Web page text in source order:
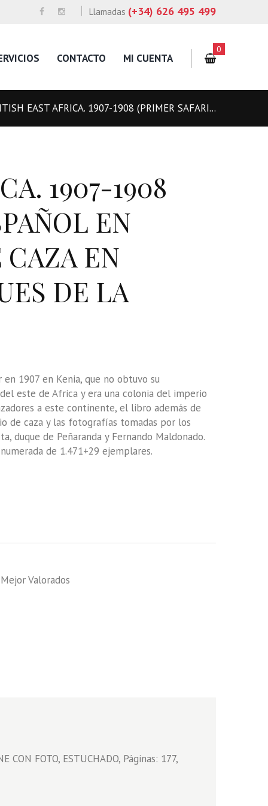
Llamadas (+34) 626 495 499
CONTACTO MI CUENTA
0
EAST AFRICA. 1907-1908 (PRIMER SAFARI...
1907-1908
EN
EN
DE LA
1907 en Kenia, que no obtuvo su
este de Africa y era una colonia del imperio
a este continente, el libro además de
de caza y las fotografías tomadas por los
duque de Peñaranda y Fernando Maldonado.
de 1.471+29 ejemplares.
Mejor Valorados
CON FOTO, ESTUCHADO, Páginas: 177,